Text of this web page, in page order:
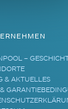
–
& AKTUELLES